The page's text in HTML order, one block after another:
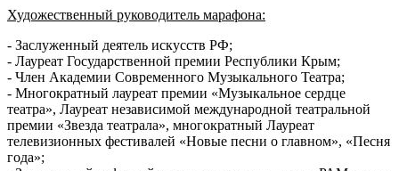
Художественный руководитель марафона:
- Заслуженный деятель искусств РФ;
- Лауреат Государственной премии Республики Крым;
- Член Академии Современного Музыкального Театра;
- Многократный лауреат премии «Музыкальное сердце
театра», Лауреат независимой международной театральной
премии «Звезда театрала», многократный Лауреат
телевизионных фестивалей «Новые песни о главном», «Песня
года»;